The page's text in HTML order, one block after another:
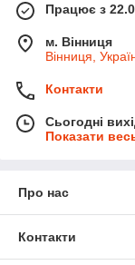
Працює з
м. Вінниця
Вінниця,
Контакти
Сьогодні
Показати
Про нас
Контакти